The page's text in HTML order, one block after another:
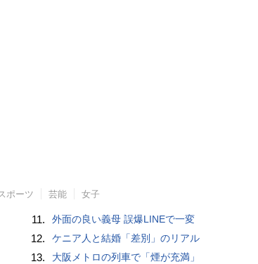
ポーツ 芸能 女子
11. 外面の良い義母 誤爆LINEで一変
12. ケニア人と結婚「差別」のリアル
13. 大阪メトロの列車で「煙が充満」